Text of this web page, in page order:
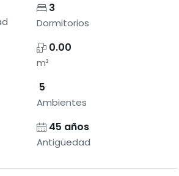
3
Dormitorios
0.00
m²
5
Ambientes
45 años
Antigüedad